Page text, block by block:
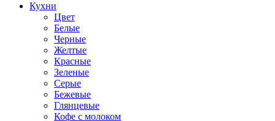
Кухни
Цвет
Белые
Черные
Желтые
Красные
Зеленые
Серые
Бежевые
Глянцевые
Кофе с молоком